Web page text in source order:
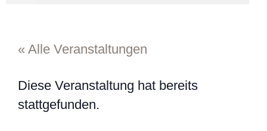
« Alle Veranstaltungen
Diese Veranstaltung hat bereits
stattgefunden.